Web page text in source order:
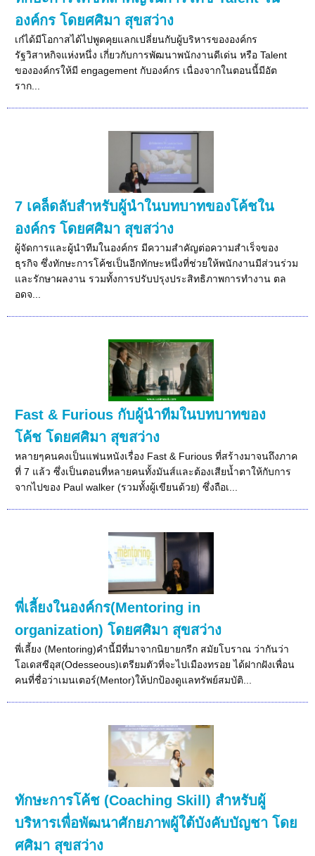
องค์กร โดยศศิมา สุขสว่าง
เก๋ได้มีโอกาสได้ไปพูดคุยแลกเปลี่ยนกับผู้บริหารขององค์กร
รัฐวิสาหกิจแห่งหนึ่ง เกี่ยวกับการพัฒนาพนักงานดีเด่น หรือ Talent
ขององค์กรให้มี engagement กับองค์กร เนื่องจากในตอนนี้มีอัต
ราก...
7 เคล็ดลับสำหรับผู้นำในบทบาทของโค้ชใน
องค์กร โดยศศิมา สุขสว่าง
ผู้จัดการและผู้นำทีมในองค์กร มีความสำคัญต่อความสำเร็จของ
ธุรกิจ ซึ่งทักษะการโค้ชเป็นอีกทักษะหนึ่งที่ช่วยให้พนักงานมีส่วนร่วม
และรักษาผลงาน รวมทั้งการปรับปรุงประสิทธิภาพการทำงาน ตล
อดจ...
Fast & Furious กับผู้นำทีมในบทบาทของ
โค้ช โดยศศิมา สุขสว่าง
หลายๆคนคงเป็นแฟนหนังเรื่อง Fast & Furious ที่สร้างมาจนถึงภาค
ที่ 7 แล้ว ซึ่งเป็นตอนที่หลายคนทั้งมันส์และต้องเสียน้ำตาให้กับการ
จากไปของ Paul walker (รวมทั้งผู้เขียนด้วย) ซึ่งถือเ...
พี่เลี้ยงในองค์กร(Mentoring in
organization) โดยศศิมา สุขสว่าง
พี่เลี้ยง (Mentoring)คำนี้มีที่มาจากนิยายกรีก สมัยโบราณ ว่ากันว่า
โอเดสซีอุส(Odesseous)เตรียมตัวที่จะไปเมืองทรอย ได้ฝากฝังเพื่อน
คนที่ชื่อว่าเมนเตอร์(Mentor)ให้ปกป้องดูแลทรัพย์สมบัติ...
ทักษะการโค้ช (Coaching Skill) สำหรับผู้
บริหารเพื่อพัฒนาศักยภาพผู้ใต้บังคับบัญชา โดย
ศศิมา สุขสว่าง